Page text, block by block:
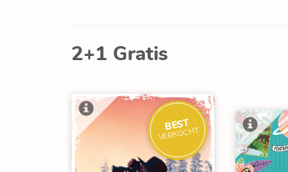
2+1 Gratis
BEST
VERKOCHT